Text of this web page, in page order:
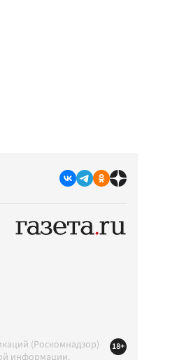
(Роскомнадзор)
информации.
18+